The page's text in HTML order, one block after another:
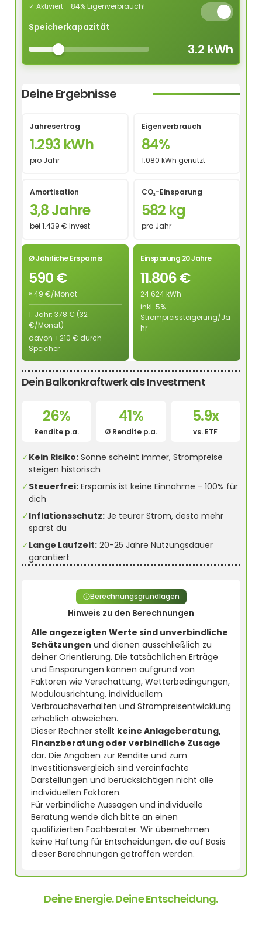
✓ Aktiviert - 84% Eigenverbrauch!
Speicherkapazität
3.2 kWh
Deine Ergebnisse
Jahresertrag
1.293 kWh
pro Jahr
Eigenverbrauch
84%
1.080 kWh genutzt
Amortisation
3,8 Jahre
bei 1.439 € Invest
CO₂-Einsparung
582 kg
pro Jahr
Ø Jährliche Ersparnis
590 €
≈ 49 €/Monat
1. Jahr: 378 € (32
€/Monat)
davon +210 € durch
Speicher
Einsparung 20 Jahre
11.806 €
24.624 kWh
inkl. 5%
Strompreissteigerung/Ja
hr
Dein Balkonkraftwerk als Investment
26%
Rendite p.a.
41%
Ø Rendite p.a.
5.9x
vs. ETF
✓Kein Risiko: Sonne scheint immer, Strompreise
steigen historisch
✓Steuerfrei: Ersparnis ist keine Einnahme - 100% für
dich
✓Inflationsschutz: Je teurer Strom, desto mehr
sparst du
✓Lange Laufzeit: 20-25 Jahre Nutzungsdauer
garantiert
Hinweis zu den Berechnungen
Berechnungsgrundlagen
Alle angezeigten Werte sind unverbindliche
Schätzungen und dienen ausschließlich zu
deiner Orientierung. Die tatsächlichen Erträge
und Einsparungen können aufgrund von
Faktoren wie Verschattung, Wetterbedingungen,
Modulausrichtung, individuellem
Verbrauchsverhalten und Strompreisentwicklung
erheblich abweichen.
Dieser Rechner stellt keine Anlageberatung,
Finanzberatung oder verbindliche Zusage
dar. Die Angaben zur Rendite und zum
Investitionsvergleich sind vereinfachte
Darstellungen und berücksichtigen nicht alle
individuellen Faktoren.
Für verbindliche Aussagen und individuelle
Beratung wende dich bitte an einen
qualifizierten Fachberater. Wir übernehmen
keine Haftung für Entscheidungen, die auf Basis
dieser Berechnungen getroffen werden.
Deine Energie. Deine Entscheidung.